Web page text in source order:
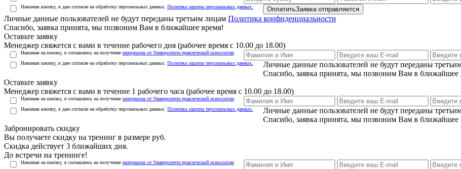
Нажимая кнопку, я даю согласие на обработку персональных данных. Политика защиты персональных данных. ОплатитьЗаявка отправляется
Личные данные пользователей не будут переданы третьим лицам Политика конфиденциальности
Спасибо, заявка принята, мы позвоним Вам в ближайшее время!
Оставьте заявку
Менеджер свяжется с вами в течение рабочего дня (рабочее время с 10.00 до 18.00)
Нажимая на кнопку, я соглашаюсь на получение материалов от Университета практической психологии
Нажимая кнопку, я даю согласие на обработку персональных данных. Политика защиты персональных данных. Личные данные пользователей не будут переданы
Спасибо, заявка принята, мы позвоним Вам в ближайшее
Оставьте заявку
Менеджер свяжется с вами в течение 1 рабочего часа (рабочее время с 10.00 до 18.00)
Нажимая на кнопку, я соглашаюсь на получение материалов от Университета практической психологии
Нажимая кнопку, я даю согласие на обработку персональных данных. Политика защиты персональных данных. Личные данные пользователей не будут переданы
Спасибо, заявка принята, мы позвоним Вам в ближайшее
Забронировать скидку
Вы получаете скидку на тренинг в размере руб.
Скидка действует 3 ближайших дня.
До встречи на тренинге!
Нажимая на кнопку, я соглашаюсь на получение материалов от Университета практической психологии